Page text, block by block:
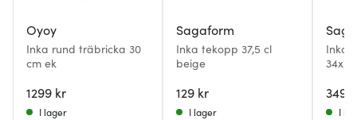
Oyoy
Inka rund träbricka 30
cm ek
1299 kr
I lager
Sagaform
Inka tekopp 37,5 cl
beige
129 kr
I lager
Inka
349
I